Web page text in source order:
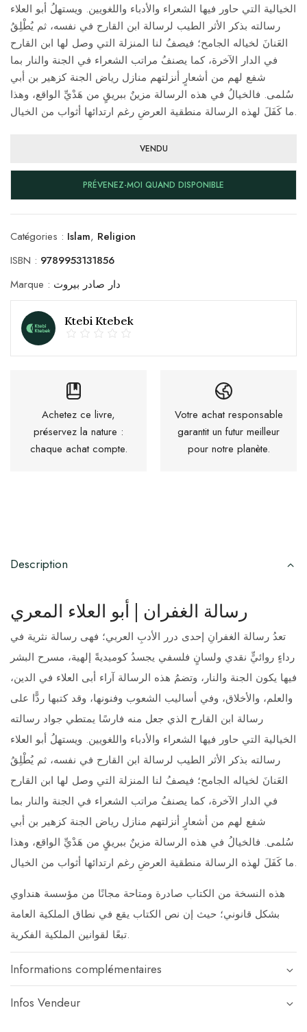
الخيالية التي حاور فيها الشعراء والأدباء واللغويين. ويستهلُ أبو العلاء
رسالته بذكر الأثر الطيب لرسالة ابن القارح في نفسه، ثم يُطْلِقُ
العَنانَ لخياله الجامح؛ فيصفُ لنا المنزلة التي وصل لها ابن القارح
في الدار الآخرة، كما يصنفُ مراتب الشعراء في الجنة والنار بما
شفع لهم من أشعارٍ أنزلتهم منازل رياض الجنة كزهير بن أبي
سُلمى. فالخيالُ في هذه الرسالة مزينٌ ببريقٍ من هَدْيِّ الواقع، وهذا
ما كَفَلَ لهذه الرسالة منطقية العرضِ رغم ارتدائها أثواب من الخيال.
VENDU
PRÉVENEZ-MOI QUAND DISPONIBLE
Catégories : Islam, Religion
ISBN : 9789953131856
Marque : دار صادر بيروت
Ktebi Ktebek
Achetez ce livre,
préservez la nature :
chaque achat compte.
Votre achat responsable
garantit un futur meilleur
pour notre planète.
Description
رسالة الغفران | أبو العلاء المعري
تعدُ رسالة الغفرانِ إحدى درر الأدبِ العربي؛ فهى رسالة نثرية في
رداءٍ روائيٍّ نقدي ولسانٍ فلسفي يجسدُ كوميديةً إلهية، مسرح البشر
فيها يكون الجنة والنار، وتضمُ هذه الرسالة آراء أبى العلاء في الدين،
والعلم، والأخلاق، وفي أساليب الشعوب وفنونها، وقد كتبها ردًّا على
رسالة ابن القارح الذي جعل منه فارسًا يمتطي جواد رسالته
الخيالية التي حاور فيها الشعراء والأدباء واللغويين. ويستهلُ أبو العلاء
رسالته بذكر الأثر الطيب لرسالة ابن القارح في نفسه، ثم يُطْلِقُ
العَنانَ لخياله الجامح؛ فيصفُ لنا المنزلة التي وصل لها ابن القارح
في الدار الآخرة، كما يصنفُ مراتب الشعراء في الجنة والنار بما
شفع لهم من أشعارٍ أنزلتهم منازل رياض الجنة كزهير بن أبي
سُلمى. فالخيالُ في هذه الرسالة مزينٌ ببريقٍ من هَدْيِّ الواقع، وهذا
ما كَفَلَ لهذه الرسالة منطقية العرضِ رغم ارتدائها أثواب من الخيال.
هذه النسخة من الكتاب صادرة ومتاحة مجانًا من مؤسسة هنداوي
بشكل قانوني؛ حيث إن نص الكتاب يقع في نطاق الملكية العامة
تبعًا لقوانين الملكية الفكرية.
Informations complémentaires
Infos Vendeur